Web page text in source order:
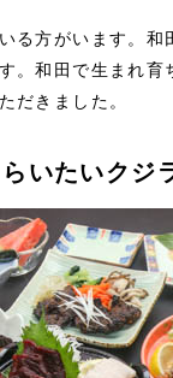
る方がいます。
。和田で生まれ
だきました。
いたいクジ